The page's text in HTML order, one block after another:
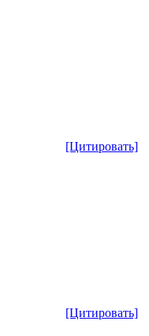
[Цитировать]
[Цитировать]